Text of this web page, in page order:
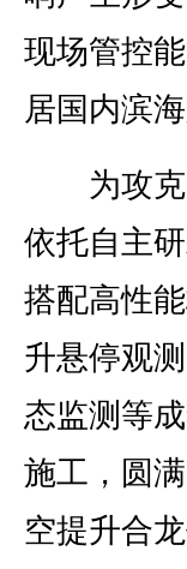
现场管控
居国内滨
为攻克
依托自主
搭配高性
升悬停观
态监测等
施工，圆
空提升合